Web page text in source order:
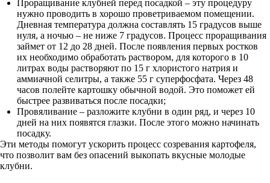
Проращивание клубней перед посадкой – эту процедуру
нужно проводить в хорошо проветриваемом помещении.
Дневная температура должна составлять 15 градусов выше
нуля, а ночью – не ниже 7 градусов. Процесс проращивания
займет от 12 до 28 дней. После появления первых ростков
их необходимо обработать раствором, для которого в 10
литрах воды растворяют по 15 г хлористого натрия и
аммиачной селитры, а также 55 г суперфосфата. Через 48
часов полейте картошку обычной водой. Это поможет ей
быстрее развиваться после посадки;
Провяливание – разложите клубни в один ряд, и через 10
дней на них появятся глазки. После этого можно начинать
посадку.
Эти методы помогут ускорить процесс созревания картофеля,
что позволит вам без опасений выкопать вкусные молодые
клубни.